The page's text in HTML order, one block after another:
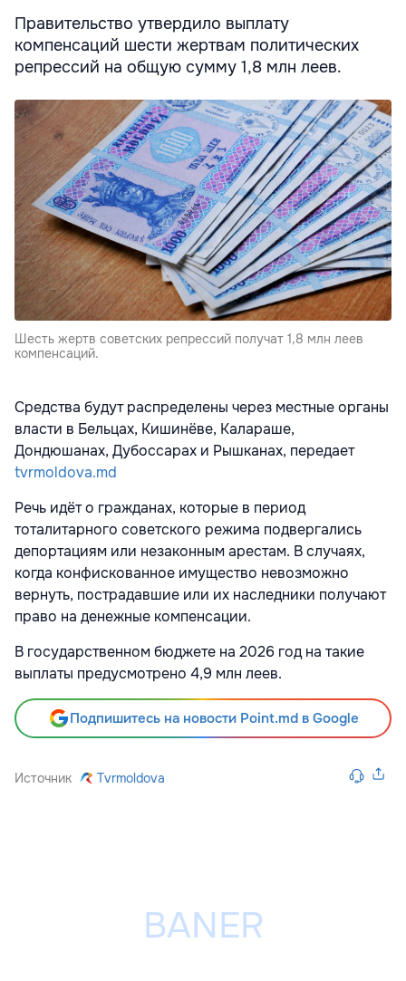
Правительство утвердило выплату
компенсаций шести жертвам политических
репрессий на общую сумму 1,8 млн леев.
Шесть жертв советских репрессий получат 1,8 млн леев
компенсаций.
Средства будут распределены через местные органы
власти в Бельцах, Кишинёве, Калараше,
Дондюшанах, Дубоссарах и Рышканах, передает
tvrmoldova.md
Речь идёт о гражданах, которые в период
тоталитарного советского режима подвергались
депортациям или незаконным арестам. В случаях,
когда конфискованное имущество невозможно
вернуть, пострадавшие или их наследники получают
право на денежные компенсации.
В государственном бюджете на 2026 год на такие
выплаты предусмотрено 4,9 млн леев.
Подпишитесь на новости Point.md в Google
Источник Tvrmoldova